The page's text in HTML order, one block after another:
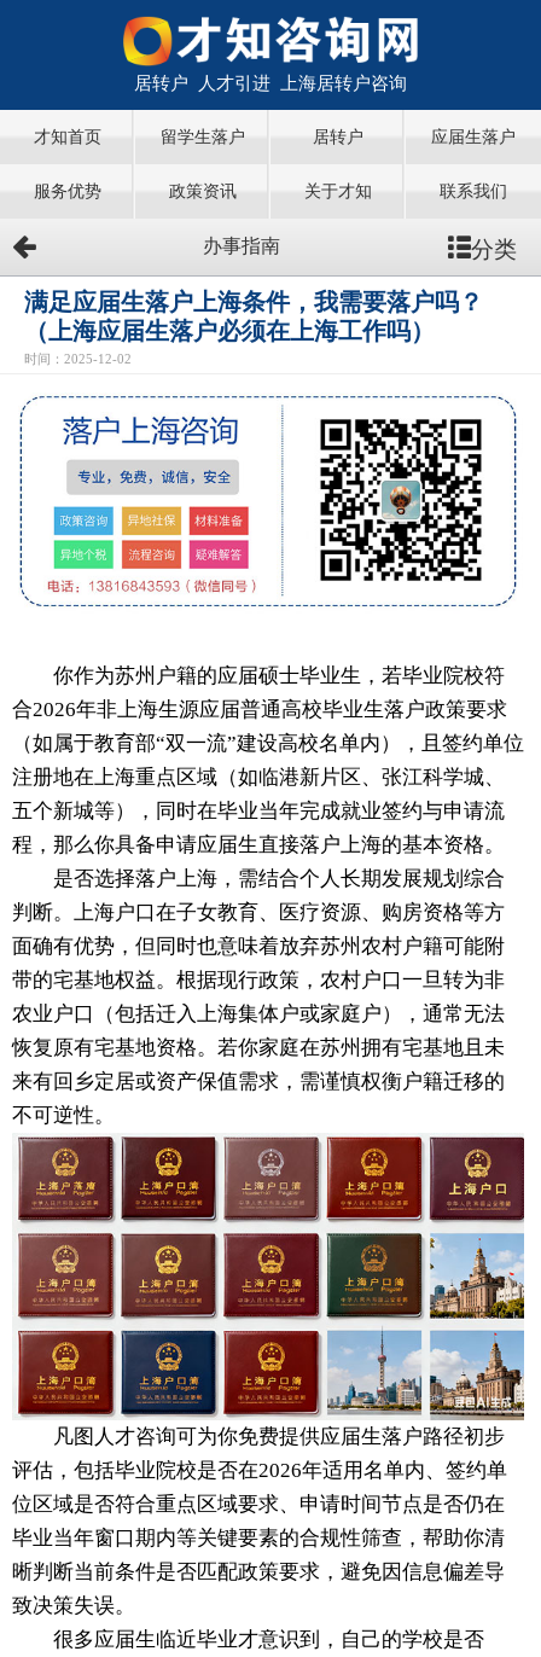
居转户 人才引进 上海居转户咨询
才知首页 留学生落户 居转户 应届生落户
服务优势 政策资讯 关于才知 联系我们
办事指南 分类
满足应届生落户上海条件，我需要落户吗？
（上海应届生落户必须在上海工作吗）
时间：2025-12-02
你作为苏州户籍的应届硕士毕业生，若毕业院校符
合2026年非上海生源应届普通高校毕业生落户政策要求
（如属于教育部“双一流”建设高校名单内），且签约单位
注册地在上海重点区域（如临港新片区、张江科学城、
五个新城等），同时在毕业当年完成就业签约与申请流
程，那么你具备申请应届生直接落户上海的基本资格。
是否选择落户上海，需结合个人长期发展规划综合
判断。上海户口在子女教育、医疗资源、购房资格等方
面确有优势，但同时也意味着放弃苏州农村户籍可能附
带的宅基地权益。根据现行政策，农村户口一旦转为非
农业户口（包括迁入上海集体户或家庭户），通常无法
恢复原有宅基地资格。若你家庭在苏州拥有宅基地且未
来有回乡定居或资产保值需求，需谨慎权衡户籍迁移的
不可逆性。
凡图人才咨询可为你免费提供应届生落户路径初步
评估，包括毕业院校是否在2026年适用名单内、签约单
位区域是否符合重点区域要求、申请时间节点是否仍在
毕业当年窗口期内等关键要素的合规性筛查，帮助你清
晰判断当前条件是否匹配政策要求，避免因信息偏差导
致决策失误。
很多应届生临近毕业才意识到，自己的学校是否